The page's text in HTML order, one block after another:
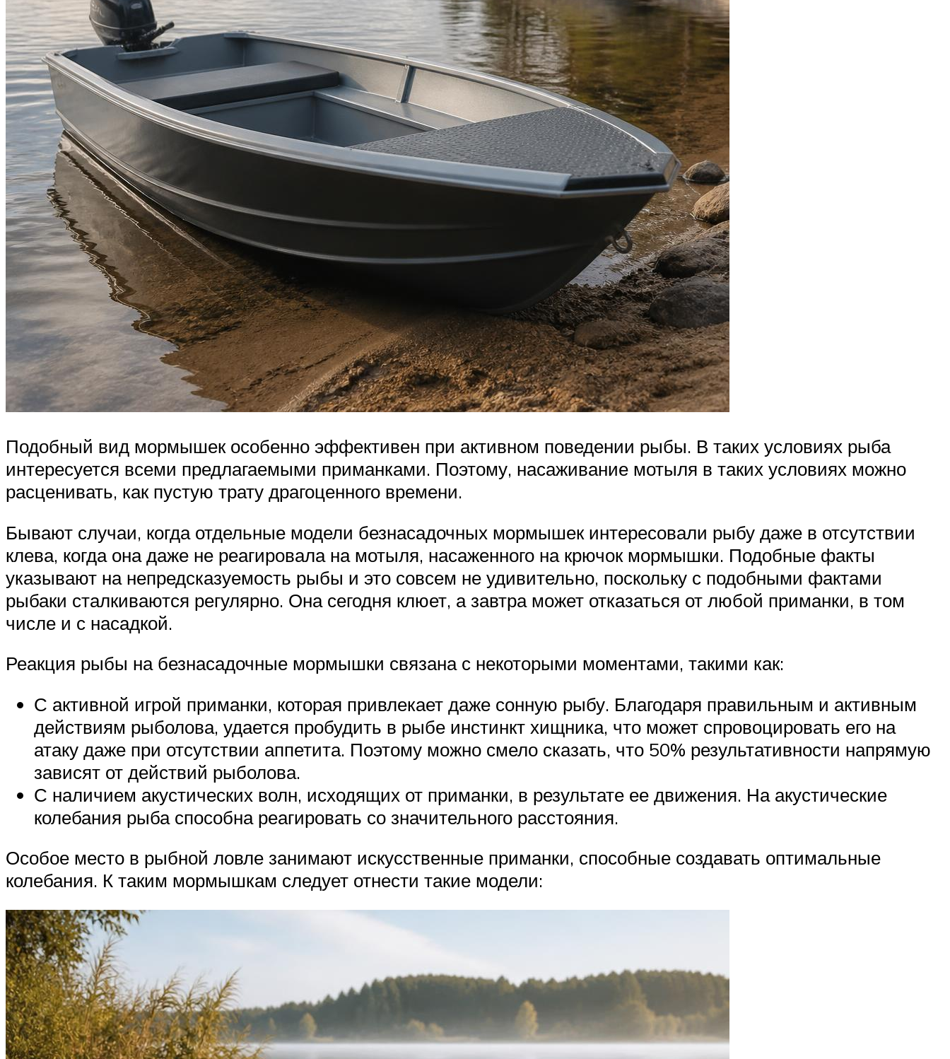
Подобный вид мормышек особенно эффективен при активном поведении рыбы. В таких условиях рыба
интересуется всеми предлагаемыми приманками. Поэтому, насаживание мотыля в таких условиях можно
расценивать, как пустую трату драгоценного времени.
Бывают случаи, когда отдельные модели безнасадочных мормышек интересовали рыбу даже в отсутствии
клева, когда она даже не реагировала на мотыля, насаженного на крючок мормышки. Подобные факты
указывают на непредсказуемость рыбы и это совсем не удивительно, поскольку с подобными фактами
рыбаки сталкиваются регулярно. Она сегодня клюет, а завтра может отказаться от любой приманки, в том
числе и с насадкой.
Реакция рыбы на безнасадочные мормышки связана с некоторыми моментами, такими как:
С активной игрой приманки, которая привлекает даже сонную рыбу. Благодаря правильным и активным
действиям рыболова, удается пробудить в рыбе инстинкт хищника, что может спровоцировать его на
атаку даже при отсутствии аппетита. Поэтому можно смело сказать, что 50% результативности напрямую
зависят от действий рыболова.
С наличием акустических волн, исходящих от приманки, в результате ее движения. На акустические
колебания рыба способна реагировать со значительного расстояния.
Особое место в рыбной ловле занимают искусственные приманки, способные создавать оптимальные
колебания. К таким мормышкам следует отнести такие модели: